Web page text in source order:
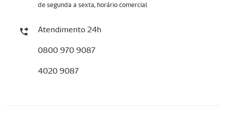
de segunda a sexta, horário comercial
Atendimento 24h
0800 970 9087
4020 9087